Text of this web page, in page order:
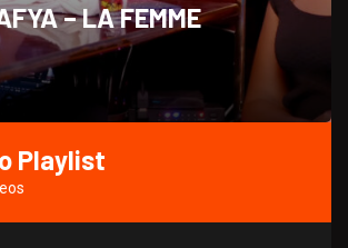
– LA FEMME
Playlist